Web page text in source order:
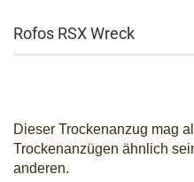
Rofos RSX Wreck
Dieser Trockenanzug mag
Trockenanzügen ähnlich
anderen.